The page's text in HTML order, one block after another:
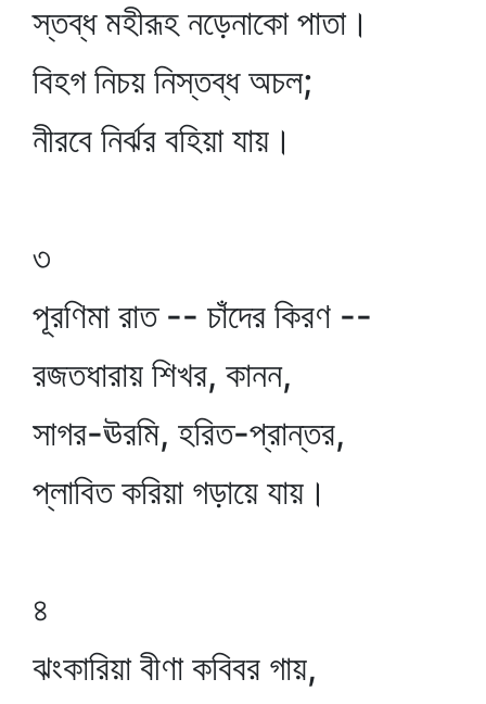
স্তব্ধ মহীরূহ নড়েনাকো পাতা।
বিহগ নিচয় নিস্তব্ধ অচল;
নীরবে নির্ঝর বহিয়া যায়।
৩
পূরণিমা রাত -- চাঁদের কিরণ --
রজতধারায় শিখর, কানন,
সাগর-ঊরমি, হরিত-প্রান্তর,
প্লাবিত করিয়া গড়ায়ে যায়।
৪
ঝংকারিয়া বীণা কবিবর গায়,